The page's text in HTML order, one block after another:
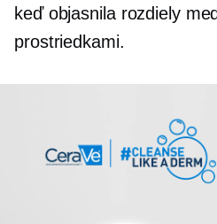
keď objasnila rozdiely
prostriedkami.